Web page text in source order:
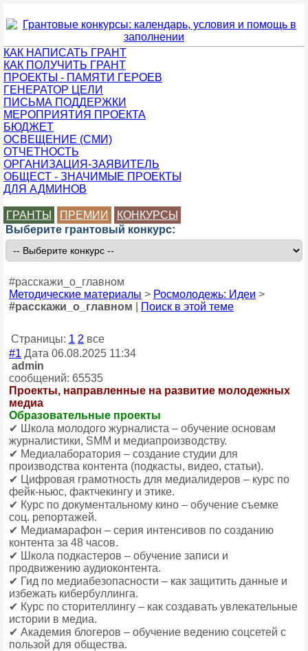
КАК НАПИСАТЬ ГРАНТ
КАК ПОЛУЧИТЬ ГРАНТ
ПРОЕКТЫ - ПАМЯТИ ГЕРОЕВ
ГЕНЕРАТОР ЦЕЛИ
ПИСЬМА ПОДДЕРЖКИ
МЕРОПРИЯТИЯ ПРОЕКТА
БЮДЖЕТ
ОСВЕЩЕНИЕ (СМИ)
ОТЧЕТНОСТЬ
ОРГАНИЗАЦИЯ-ЗАЯВИТЕЛЬ
ОБЩЕСТ - ЗНАЧИМЫЕ ПРОЕКТЫ
ДЛЯ АДМИНОВ
ГРАНТЫ ПРЕМИИ
КОНКУРСЫ
Выберите грантовый конкурс:
#расскажи_о_главном
Методические материалы > Росмолодежь: Идеи >
#расскажи_о_главном
Поиск в этой теме
Страницы: 1 2 все
#1 Дата 06.08.2025 11:34
admin
сообщений: 65535
Проекты, направленные на развитие молодежных
медиа
Образовательные проекты
✔ Школа молодого журналиста – обучение основам
журналистики, SMM и медиапроизводству.
✔ Медиалаборатория – создание студии для
производства контента (подкасты, видео, статьи).
✔ Цифровая грамотность для медиалидеров – курс по
фейк-ньюс, фактчекингу и этике.
✔ Курс по документальному кино – обучение съемке
соц. репортажей.
✔ Медиамарафон – серия интенсивов по созданию
контента за 48 часов.
✔ Школа подкастеров – обучение записи и
продвижению аудиоконтента.
✔ Гид по медиабезопасности – как защитить данные и
избежать кибербуллинга.
✔ Курс по сторителлингу – как создавать увлекательные
истории в медиа.
✔ Академия блогеров – обучение ведению соцсетей с
пользой для общества.